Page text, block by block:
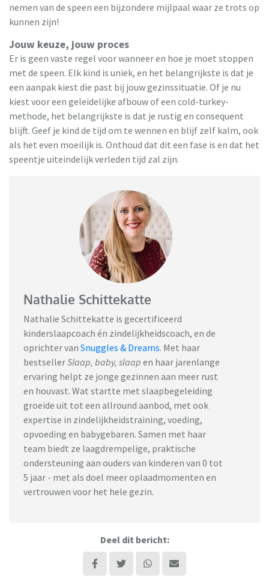
nemen van de speen een bijzondere mijlpaal waar ze trots op
kunnen zijn!
Jouw keuze, jouw proces
Er is geen vaste regel voor wanneer en hoe je moet stoppen
met de speen. Elk kind is uniek, en het belangrijkste is dat je
een aanpak kiest die past bij jouw gezinssituatie. Of je nu
kiest voor een geleidelijke afbouw of een cold-turkey-
methode, het belangrijkste is dat je rustig en consequent
blijft. Geef je kind de tijd om te wennen en blijf zelf kalm, ook
als het even moeilijk is. Onthoud dat dit een fase is en dat het
speentje uiteindelijk verleden tijd zal zijn.
Nathalie Schittekatte
Nathalie Schittekatte is gecertificeerd
kinderslaapcoach én zindelijkheidscoach, en de
oprichter van Snuggles & Dreams. Met haar
bestsellerSlaap, baby, slaap en haar jarenlange
ervaring helpt ze jonge gezinnen aan meer rust
en houvast. Wat startte met slaapbegeleiding
groeide uit tot een allround aanbod, met ook
expertise in zindelijkheidstraining, voeding,
opvoeding en babygebaren. Samen met haar
team biedt ze laagdrempelige, praktische
ondersteuning aan ouders van kinderen van 0 tot
5 jaar - met als doel meer oplaadmomenten en
vertrouwen voor het hele gezin.
Deel dit bericht: